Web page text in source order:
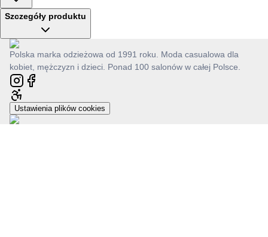
Szczegóły produktu
Polska marka odzieżowa od 1991 roku. Moda casualowa dla
kobiet, mężczyzn i dzieci. Ponad 100 salonów w całej Polsce.
Ustawienia plików cookies